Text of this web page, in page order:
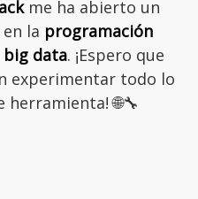
me ha abierto un
la programación
big data. ¡Espero que
experimentar todo lo
🌐🔧